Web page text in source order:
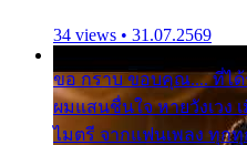
34 views • 31.07.2569
ขอ กราบ ขอบคุณ.... ที่ไ
ผมแสนชื่นใจ หายวังเวง
ไมตรี จากแฟนเพลง ทุก